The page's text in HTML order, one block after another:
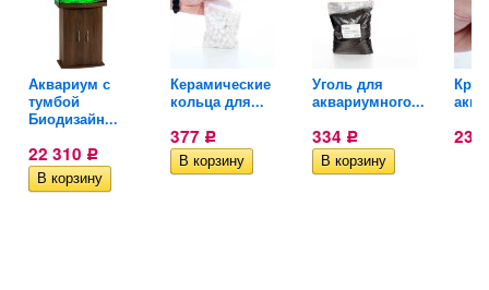
Аквариум с
тумбой
Биодизайн...
22 310 Р
Керамические
кольца для...
377 Р
Уголь для
аквариумного...
334 Р 23